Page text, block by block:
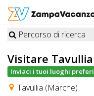
STRUTTURE
A
DOG
Percorso di ricerca
Visitare Tavullia
Inviaci i tuoi luoghi
Tavullia (Marche)